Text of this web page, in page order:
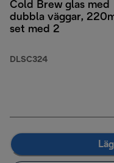
Cold Brew glas med
dubbla väggar,
set med 2
DLSC324